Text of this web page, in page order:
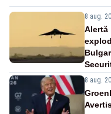
8 aug.
Alertă
8 aug.